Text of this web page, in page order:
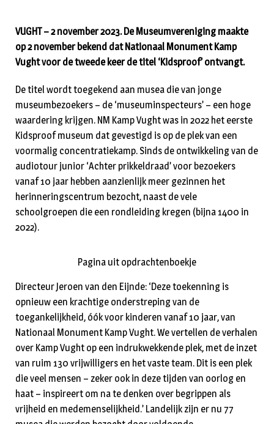
VUGHT – 2 november 2023. De Museumvereniging maakte
op 2 november bekend dat Nationaal Monument Kamp
Vught voor de tweede keer de titel ‘Kidsproof’ ontvangt.
De titel wordt toegekend aan musea die van jonge
museumbezoekers – de ‘museuminspecteurs’ – een hoge
waardering krijgen. NM Kamp Vught was in 2022 het eerste
Kidsproof museum dat gevestigd is op de plek van een
voormalig concentratiekamp. Sinds de ontwikkeling van de
audiotour junior ‘Achter prikkeldraad’ voor bezoekers
vanaf 10 jaar hebben aanzienlijk meer gezinnen het
herinneringscentrum bezocht, naast de vele
schoolgroepen die een rondleiding kregen (bijna 1400 in
2022).
Pagina uit opdrachtenboekje
Directeur Jeroen van den Eijnde: ‘Deze toekenning is
opnieuw een krachtige onderstreping van de
toegankelijkheid, óók voor kinderen vanaf 10 jaar, van
Nationaal Monument Kamp Vught. We vertellen de verhalen
over Kamp Vught op een indrukwekkende plek, met de inzet
van ruim 130 vrijwilligers en het vaste team. Dit is een plek
die veel mensen – zeker ook in deze tijden van oorlog en
haat – inspireert om na te denken over begrippen als
vrijheid en medemenselijkheid.’ Landelijk zijn er nu 77